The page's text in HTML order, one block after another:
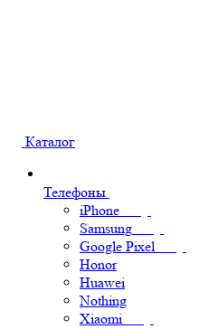
Каталог
Телефоны
iPhone
Samsung
Google Pixel
Honor
Huawei
Nothing
Xiaomi